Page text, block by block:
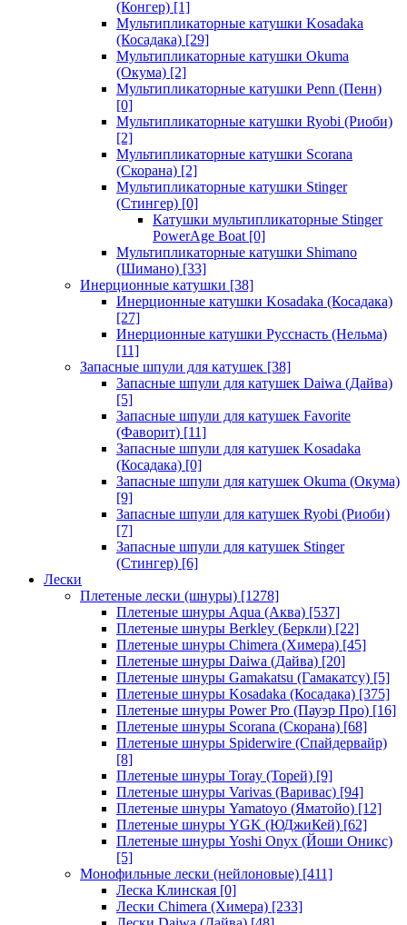
(Конгер) [1]
Мультипликаторные катушки Kosadaka
(Косадака) [29]
Мультипликаторные катушки Okuma
(Окума) [2]
Мультипликаторные катушки Penn (Пенн)
[0]
Мультипликаторные катушки Ryobi (Риоби)
[2]
Мультипликаторные катушки Scorana
(Скорана) [2]
Мультипликаторные катушки Stinger
(Стингер) [0]
Катушки мультипликаторные Stinger
PowerAge Boat [0]
Мультипликаторные катушки Shimano
(Шимано) [33]
Инерционные катушки [38]
Инерционные катушки Kosadaka (Косадака)
[27]
Инерционные катушки Русснасть (Нельма)
[11]
Запасные шпули для катушек [38]
Запасные шпули для катушек Daiwa (Дайва)
[5]
Запасные шпули для катушек Favorite
(Фаворит) [11]
Запасные шпули для катушек Kosadaka
(Косадака) [0]
Запасные шпули для катушек Okuma (Окума)
[9]
Запасные шпули для катушек Ryobi (Риоби)
[7]
Запасные шпули для катушек Stinger
(Стингер) [6]
Лески
Плетеные лески (шнуры) [1278]
Плетеные шнуры Aqua (Аква) [537]
Плетеные шнуры Berkley (Беркли) [22]
Плетеные шнуры Chimera (Химера) [45]
Плетеные шнуры Daiwa (Дайва) [20]
Плетеные шнуры Gamakatsu (Гамакатсу) [5]
Плетеные шнуры Kosadaka (Косадака) [375]
Плетеные шнуры Power Pro (Пауэр Про) [16]
Плетеные шнуры Scorana (Скорана) [68]
Плетеные шнуры Spiderwire (Спайдервайр)
[8]
Плетеные шнуры Toray (Торей) [9]
Плетеные шнуры Varivas (Варивас) [94]
Плетеные шнуры Yamatoyo (Яматойо) [12]
Плетеные шнуры YGK (ЮДжиКей) [62]
Плетеные шнуры Yoshi Onyx (Йоши Оникс)
[5]
Монофильные лески (нейлоновые) [411]
Леска Клинская [0]
Лески Chimera (Химера) [233]